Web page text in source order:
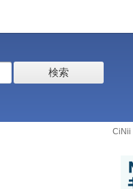
検索
CiNii